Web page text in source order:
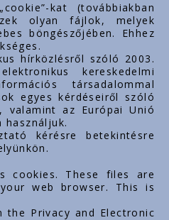
kat (továbbiakban
olyan fájlok, melyek
böngészőjében. Ehhez
hírközlésről szóló 2003.
kereskedelmi
társadalommal
egyes kérdéseiről szóló
valamint az Európai Unió
használjuk.
kérésre betekintésre
cookies. These files are
web browser. This is
the Privacy and Electronic